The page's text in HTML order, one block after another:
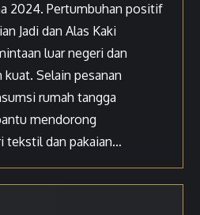
2024. Pertumbuhan positif
Jadi dan Alas Kaki
luar negeri dan
Selain pesanan
rumah tangga
mendorong
tekstil dan pakaian…